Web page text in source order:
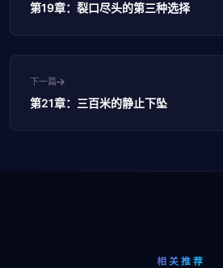
第19章：裂口尽头的第三种选择
下一篇
第21章：三百米的静止下坠
相关推荐